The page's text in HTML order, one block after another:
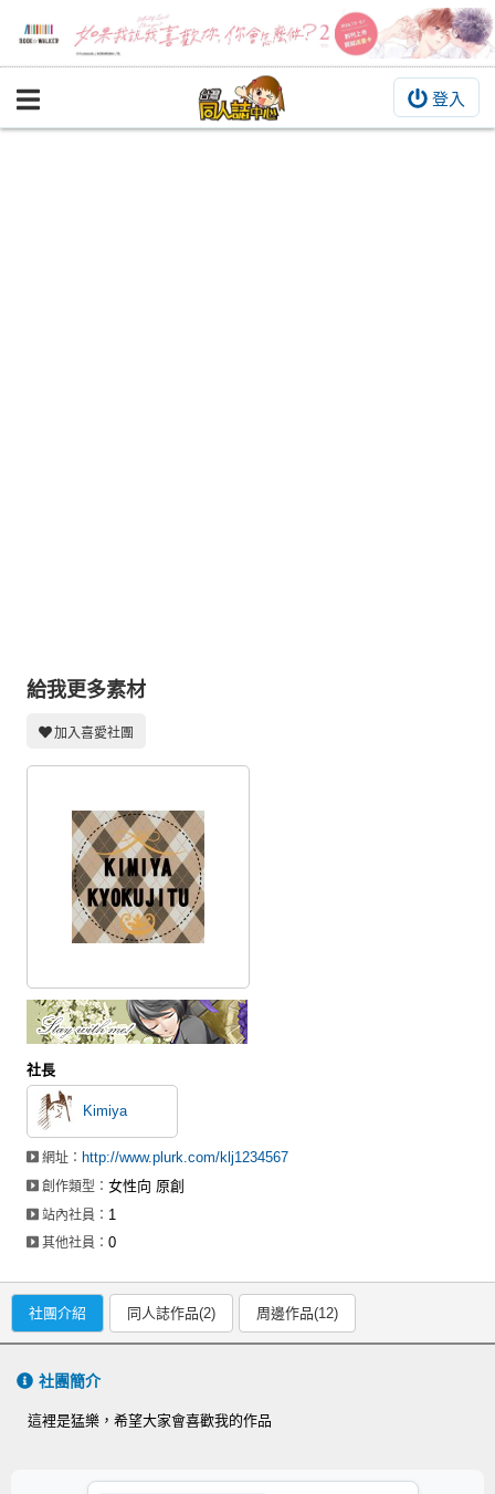
登入
BOOKY書集倉庫
交流中心
攤位轉讓區
會員功能選單
會員中心
註冊會員
登入
給我更多素材
加入喜愛社團
社長
Kimiya
網址： http://www.plurk.com/klj1234567
創作類型：女性向 原創
站內社員： 1
其他社員：0
社團介紹 同人誌作品(2) 周邊作品(12)
社團簡介
這裡是猛樂，希望大家會喜歡我的作品